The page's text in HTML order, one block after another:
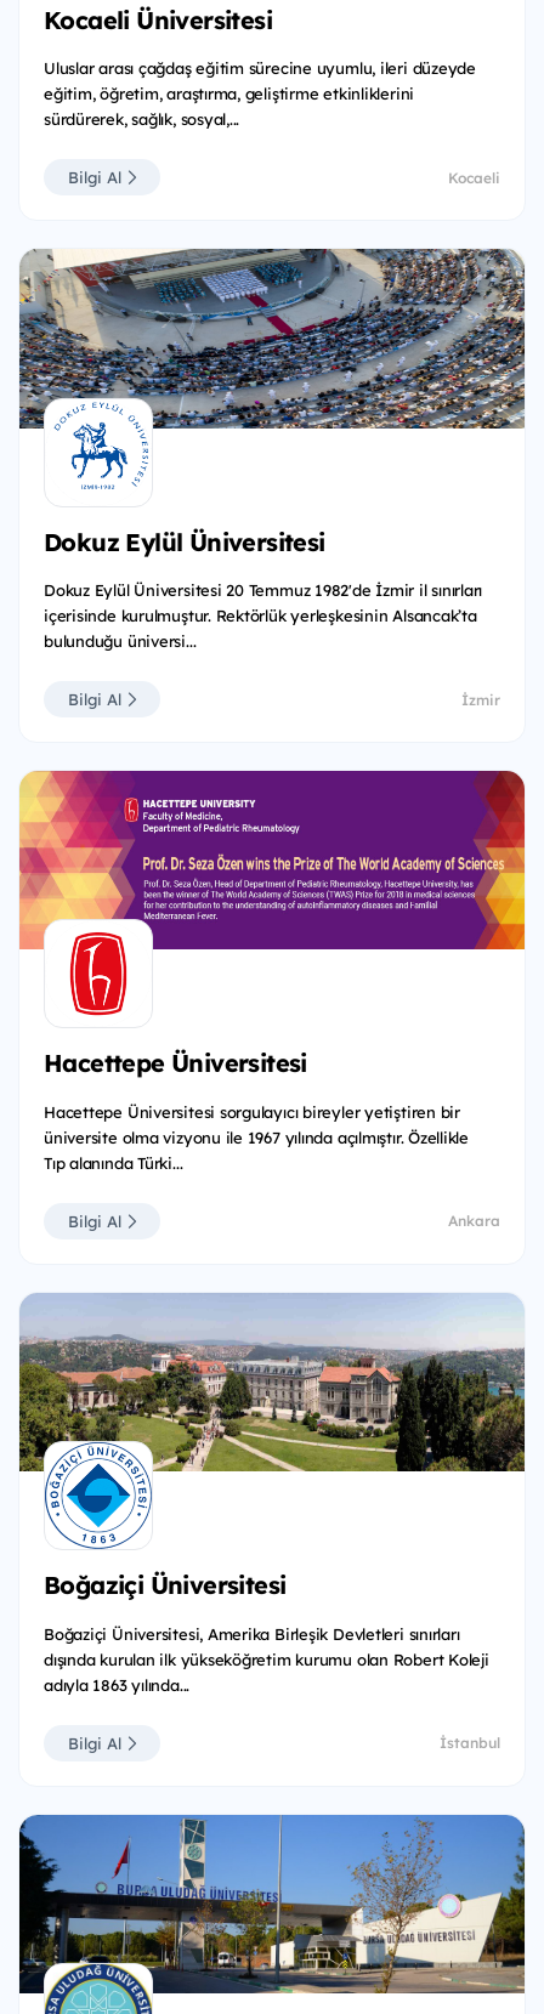
Kocaeli Üniversitesi
Uluslar arası çağdaş eğitim sürecine uyumlu, ileri düzeyde
eğitim, öğretim, araştırma, geliştirme etkinliklerini
sürdürerek, sağlık, sosyal,...
Bilgi Al Kocaeli
Dokuz Eylül Üniversitesi
Dokuz Eylül Üniversitesi 20 Temmuz 1982'de İzmir il sınırları
içerisinde kurulmuştur. Rektörlük yerleşkesinin Alsancak’ta
bulunduğu üniversi...
Bilgi Al İzmir
Hacettepe Üniversitesi
Hacettepe Üniversitesi sorgulayıcı bireyler yetiştiren bir
üniversite olma vizyonu ile 1967 yılında açılmıştır. Özellikle
Tıp alanında Türki...
Bilgi Al Ankara
Boğaziçi Üniversitesi
Boğaziçi Üniversitesi, Amerika Birleşik Devletleri sınırları
dışında kurulan ilk yükseköğretim kurumu olan Robert Koleji
adıyla 1863 yılında...
Bilgi Al İstanbul